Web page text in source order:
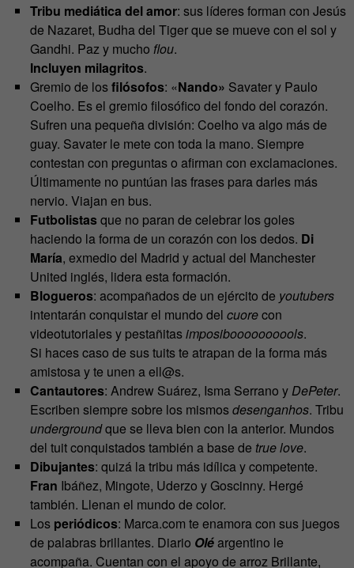
Tribu mediática del amor: sus líderes forman con Jesús
de Nazaret, Budha del Tiger que se mueve con el sol y
Gandhi. Paz y mucho flou.
Incluyen milagritos.
Gremio de losfilósofos: «Nando» Savater y Paulo
Coelho. Es el gremio filosófico del fondo del corazón.
Sufren una pequeña división: Coelho va algo más de
guay. Savater le mete con toda la mano. Siempre
contestan con preguntas o afirman con exclamaciones.
Últimamente no puntúan las frases para darles más
nervio. Viajan en bus.
Futbolistasque no paran de celebrar los goles
haciendo la forma de un corazón con los dedos. Di
María, exmedio del Madrid y actual del Manchester
United inglés, lidera esta formación.
Blogueros: acompañados de un ejército de youtubers
intentarán conquistar el mundo del cuorecon
videotutoriales y pestañitasimposiboooooooools.
Si haces caso de sus tuits te atrapan de la forma más
amistosa y te unen a ell@s.
Cantautores: Andrew Suárez, Isma Serrano y DePeter.
Escriben siempre sobre los mismosdesenganhos. Tribu
undergroundque se lleva bien con la anterior. Mundos
del tuit conquistados también a base de true love.
Dibujantes: quizá la tribu más idílica y competente.
Fran Ibáñez, Mingote, Uderzo y Goscinny. Hergé
también. Llenan el mundo de color.
Los periódicos: Marca.com te enamora con sus juegos
de palabras brillantes. Diario Oléargentino le
acompaña. Cuentan con el apoyo de arroz Brillante,